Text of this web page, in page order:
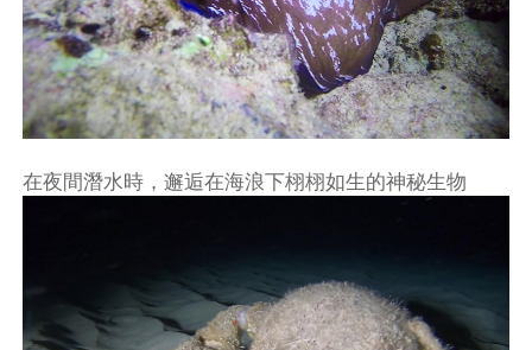
在夜間潛水時，邂逅在海浪下栩栩如生的神秘生物